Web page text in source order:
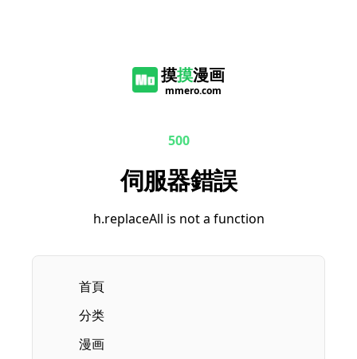
摸摸漫画
mmero.com
500
伺服器錯誤
h.replaceAll is not a function
首頁
分类
漫画